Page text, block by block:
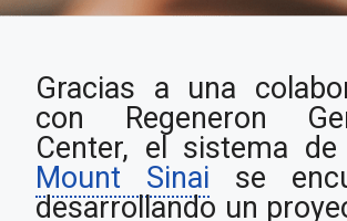
proyecto de
secuenciación
genética a gran escala
Gracias a una
con Regeneron
Center, el sistema de
Mount Sinai se
desarrollando un